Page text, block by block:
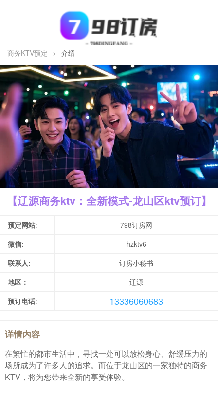
商务KTV预定 > 介绍
【辽源商务ktv：全新模式-龙山区ktv预订】
预定网站:
798订房网
微信:
hzktv6
联系人:
订房小秘书
地区：
辽源
预订电话:
13336060683
详情内容
在繁忙的都市生活中，寻找一处可以放松身心、舒缓压力的
场所成为了许多人的追求。而位于龙山区的一家独特的商务
KTV，将为您带来全新的享受体验。